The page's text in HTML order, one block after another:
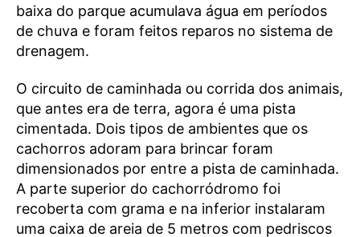
baixa do parque acumulava água em períodos
de chuva e foram feitos reparos no sistema de
drenagem.
O circuito de caminhada ou corrida dos animais,
que antes era de terra, agora é uma pista
cimentada. Dois tipos de ambientes que os
cachorros adoram para brincar foram
dimensionados por entre a pista de caminhada.
A parte superior do cachorródromo foi
recoberta com grama e na inferior instalaram
uma caixa de areia de 5 metros com pedriscos